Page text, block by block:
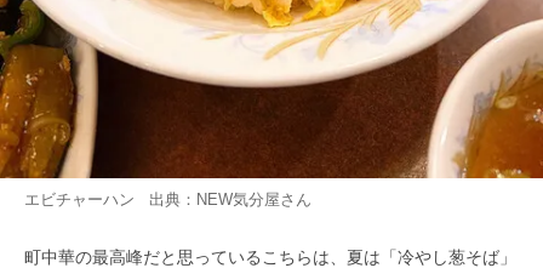
エビチャーハン 出典： NEW気分屋さん
町中華の最高峰だと思っているこちらは、夏は「冷やし葱そば」